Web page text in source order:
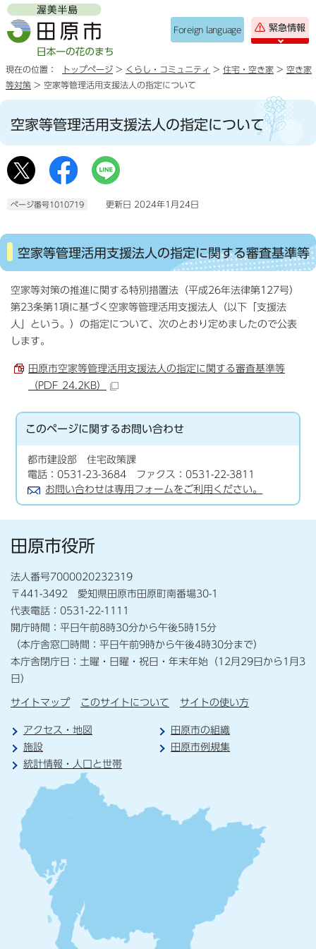
Foreign language 緊急情報
現在の位置： トップページ > くらし・コミュニティ > 住宅・空き家 > 空き家
等対策 > 空家等管理活用支援法人の指定について
空家等管理活用支援法人の指定について
ページ番号1010719 更新日 2024年1月24日
空家等管理活用支援法人の指定に関する審査基準等
空家等対策の推進に関する特別措置法（平成26年法律第127号）
第23条第1項に基づく空家等管理活用支援法人（以下「支援法
人」という。）の指定について、次のとおり定めましたので公表
します。
田原市空家等管理活用支援法人の指定に関する審査基準等
（PDF 24.2KB）
このページに関するお問い合わせ
都市建設部 住宅政策課
電話：0531-23-3684 ファクス：0531-22-3811
お問い合わせは専用フォームをご利用ください。
田原市役所
法人番号7000020232319
〒441-3492 愛知県田原市田原町南番場30-1
代表電話：0531-22-1111
開庁時間：平日午前8時30分から午後5時15分
（本庁舎窓口時間：平日午前9時から午後4時30分まで）
本庁舎閉庁日：土曜・日曜・祝日・年末年始（12月29日から1月3
日）
サイトマップ このサイトについて サイトの使い方
アクセス・地図
田原市の組織
施設
田原市例規集
統計情報・人口と世帯